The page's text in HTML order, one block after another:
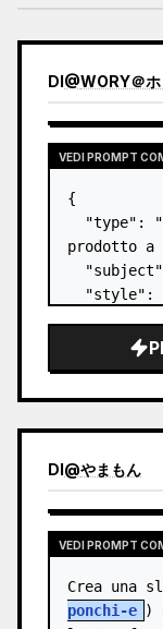
DI@WORY＠
VEDI PROMPT
{
"type":
prodotto a
"style":
luminosi",
DI@やまもん
VEDI PROMPT
Crea una
ponchi-e )